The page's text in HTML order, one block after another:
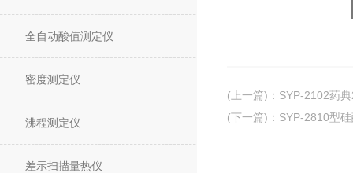
全自动酸值测定仪
密度测定仪
沸程测定仪
差示扫描量热仪
(上一篇) ： SYP-2102药
(下一篇) ： SYP-2810型